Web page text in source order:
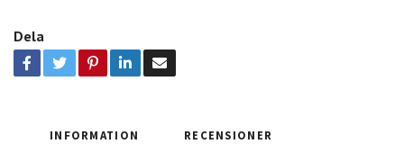
Dela
INFORMATION RECENSIONER